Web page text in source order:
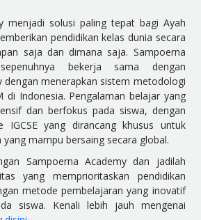
menjadi solusi paling tepat bagi Ayah
pendidikan kelas dunia secara
saja dan dimana saja. Sampoerna
bekerja sama dengan
dengan menerapkan sistem metodologi
di Indonesia. Pengalaman belajar yang
dan berfokus pada siswa, dengan
IGCSE yang dirancang khusus untuk
mampu bersaing secara global.
Sampoerna Academy dan jadilah
yang memprioritaskan pendidikan
metode pembelajaran yang inovatif
siswa. Kenali lebih jauh mengenai